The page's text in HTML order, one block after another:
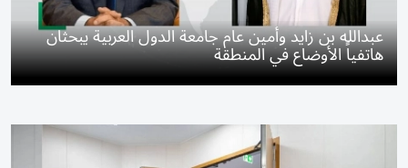
عبدالله بن زايد وأمين عام جامعة الدول العربية يبحثان
هاتفياً الأوضاع في المنطقة